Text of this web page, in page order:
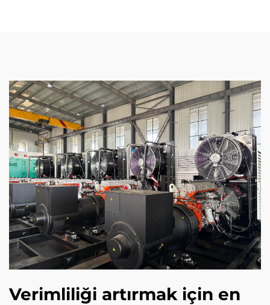
Verimliliği artırmak için en